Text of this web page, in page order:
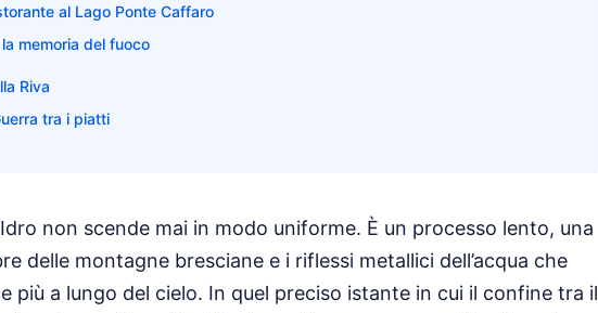
al Lago Ponte Caffaro
memoria del fuoco
Riva
tra i piatti
non scende mai in modo uniforme. È un processo lento, una
delle montagne bresciane e i riflessi metallici dell’acqua che
più a lungo del cielo. In quel preciso istante in cui il confine tra il